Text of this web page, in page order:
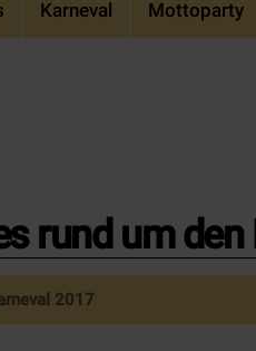
Karneval Mottoparty
rund um den
2017